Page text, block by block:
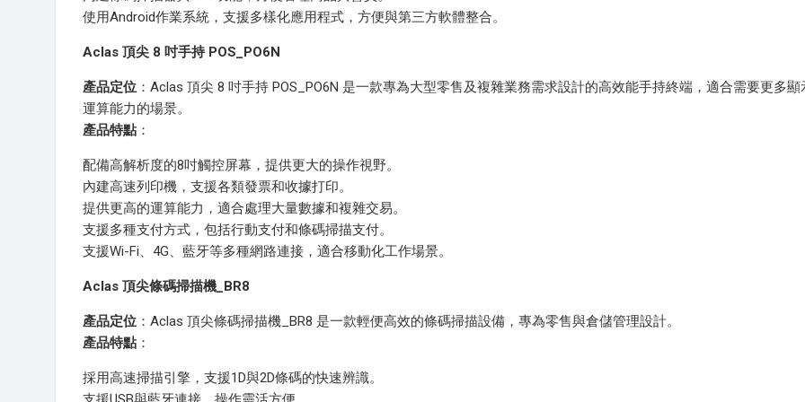
使用Android作業系統，支援多樣化應用程式，方便與第三方軟體整合。
Aclas 頂尖 8 吋手持 POS_PO6N
產品定位 ：Aclas 頂尖 8 吋手持 POS_PO6N 是一款專為大型零售及複雜業務需求設計的高效能手持終端，適合需要更多
運算能力的場景。
產品特點 ：
配備高解析度的8吋觸控屏幕，提供更大的操作視野。
內建高速列印機，支援各類發票和收據打印。
提供更高的運算能力，適合處理大量數據和複雜交易。
支援多種支付方式，包括行動支付和條碼掃描支付。
支援Wi-Fi、4G、藍牙等多種網路連接，適合移動化工作場景。
Aclas 頂尖條碼掃描機_BR8
產品定位 ：Aclas 頂尖條碼掃描機_BR8 是一款輕便高效的條碼掃描設備，專為零售與倉儲管理設計。
產品特點 ：
採用高速掃描引擎，支援1D與2D條碼的快速辨識。